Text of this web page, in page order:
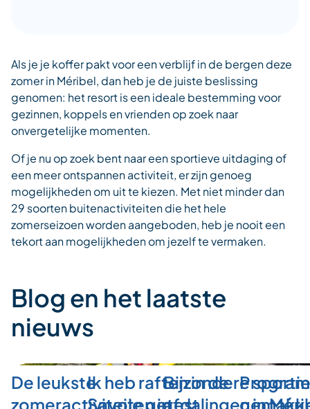
Als je je koffer pakt voor een verblijf in de bergen deze
zomer in Méribel, dan heb je de juiste beslissing
genomen: het resort is een ideale bestemming voor
gezinnen, koppels en vrienden op zoek naar
onvergetelijke momenten.
Of je nu op zoek bent naar een sportieve uitdaging of
een meer ontspannen activiteit, er zijn genoeg
mogelijkheden om uit te kiezen. Met niet minder dan
29 soorten buitenactiviteiten die het hele
zomerseizoen worden aangeboden, heb je nooit een
tekort aan mogelijkheden om jezelf te vermaken.
Blog en het laatste
nieuws
De leukste
zomeractiviteiten in
Ik heb raften in de
Savoie getest
Bijzondere
afdalingen in